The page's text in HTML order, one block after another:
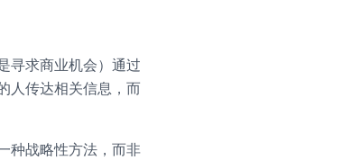
寻求商业机会）通过
人传达相关信息，而
种战略性方法，而非